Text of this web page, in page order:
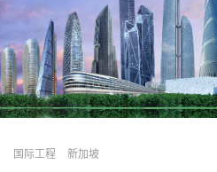
国际工程 新加坡